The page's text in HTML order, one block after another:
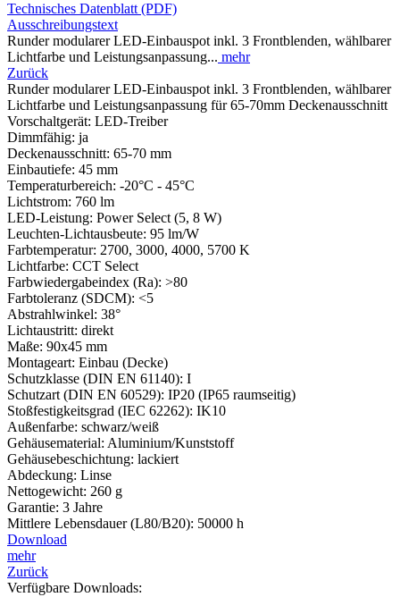
Technisches Datenblatt (PDF)
Ausschreibungstext
Runder modularer LED-Einbauspot inkl. 3 Frontblenden, wählbarer
Lichtfarbe und Leistungsanpassung... mehr
Zurück
Runder modularer LED-Einbauspot inkl. 3 Frontblenden, wählbarer
Lichtfarbe und Leistungsanpassung für 65-70mm Deckenausschnitt
Vorschaltgerät: LED-Treiber
Dimmfähig: ja
Deckenausschnitt: 65-70 mm
Einbautiefe: 45 mm
Temperaturbereich: -20°C - 45°C
Lichtstrom: 760 lm
LED-Leistung: Power Select (5, 8 W)
Leuchten-Lichtausbeute: 95 lm/W
Farbtemperatur: 2700, 3000, 4000, 5700 K
Lichtfarbe: CCT Select
Farbwiedergabeindex (Ra): >80
Farbtoleranz (SDCM): <5
Abstrahlwinkel: 38°
Lichtaustritt: direkt
Maße: 90x45 mm
Montageart: Einbau (Decke)
Schutzklasse (DIN EN 61140): I
Schutzart (DIN EN 60529): IP20 (IP65 raumseitig)
Stoßfestigkeitsgrad (IEC 62262): IK10
Außenfarbe: schwarz/weiß
Gehäusematerial: Aluminium/Kunststoff
Gehäusebeschichtung: lackiert
Abdeckung: Linse
Nettogewicht: 260 g
Garantie: 3 Jahre
Mittlere Lebensdauer (L80/B20): 50000 h
Download
mehr
Zurück
Verfügbare Downloads: